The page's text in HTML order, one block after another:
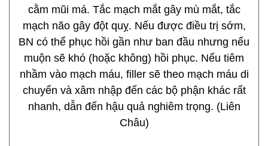
cằm mũi má. Tắc mạch mắt gây mù mắt, tắc
mạch não gây đột quỵ. Nếu được điều trị sớm,
BN có thể phục hồi gần như ban đầu nhưng nếu
muộn sẽ khó (hoặc không) hồi phục. Nếu tiêm
nhầm vào mạch máu, filler sẽ theo mạch máu di
chuyển và xâm nhập đến các bộ phận khác rất
nhanh, dẫn đến hậu quả nghiêm trọng. (Liên
Châu)